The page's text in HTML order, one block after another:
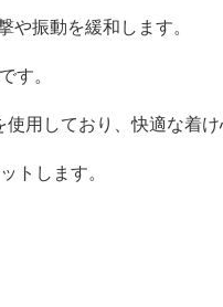
や振動を緩和します。
す。
用しており、快適な着け
トします。